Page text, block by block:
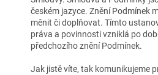
českém jazyce. Znění Podmínek
měnit či doplňovat. Tímto
práva a povinnosti vzniklá po
předchozího znění Podmínek.
Jak jistě víte, tak komunikujeme